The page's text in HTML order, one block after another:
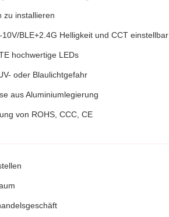
zu installieren
10V/BLE+2.4G Helligkeit und CCT einstellbar
hochwertige LEDs
oder Blaulichtgefahr
aus Aluminiumlegierung
von ROHS, CCC, CE